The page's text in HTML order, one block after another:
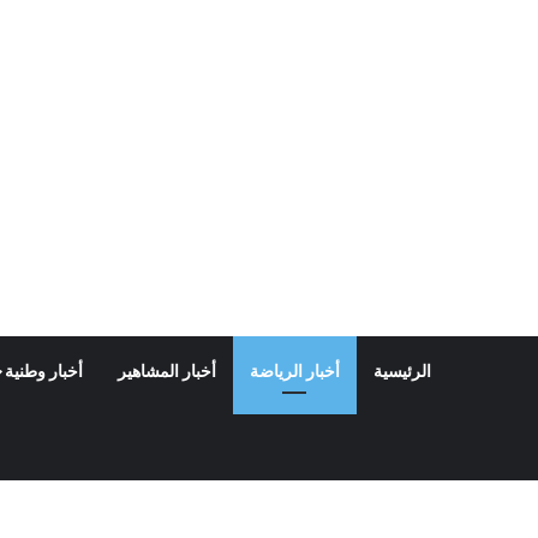
الرئيسية أخبار الرياضة أخبار المشاهير أخبار وطنية